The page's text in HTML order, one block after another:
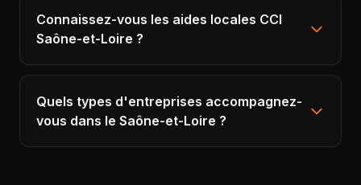
Connaissez-vous les aides locales CCI
Saône-et-Loire ?
Quels types d'entreprises accompagnez-
vous dans le Saône-et-Loire ?